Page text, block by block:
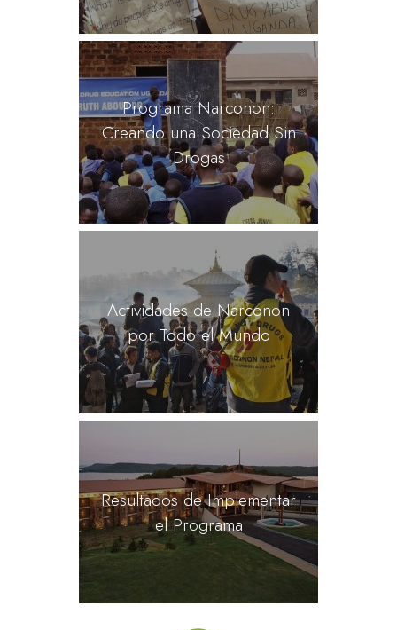
Programa Narconon:
Creando una Sociedad Sin
Drogas
Actividades de Narconon
por Todo el Mundo
Resultados de Implementar
el Programa